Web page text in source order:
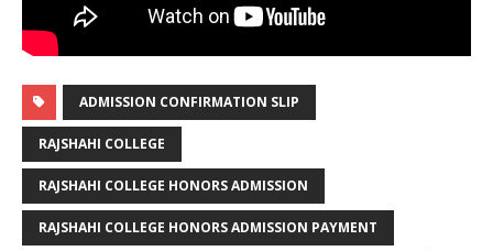
ADMISSION CONFIRMATION SLIP
RAJSHAHI COLLEGE
RAJSHAHI COLLEGE HONORS ADMISSION
RAJSHAHI COLLEGE HONORS ADMISSION PAYMENT